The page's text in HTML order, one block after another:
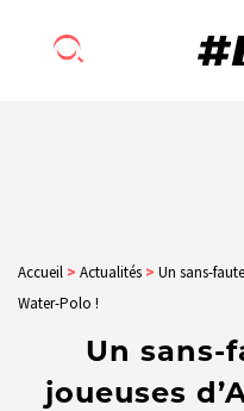
Accueil > Actualités > Un sans-
Water-Polo !
Un sans-
joueuses